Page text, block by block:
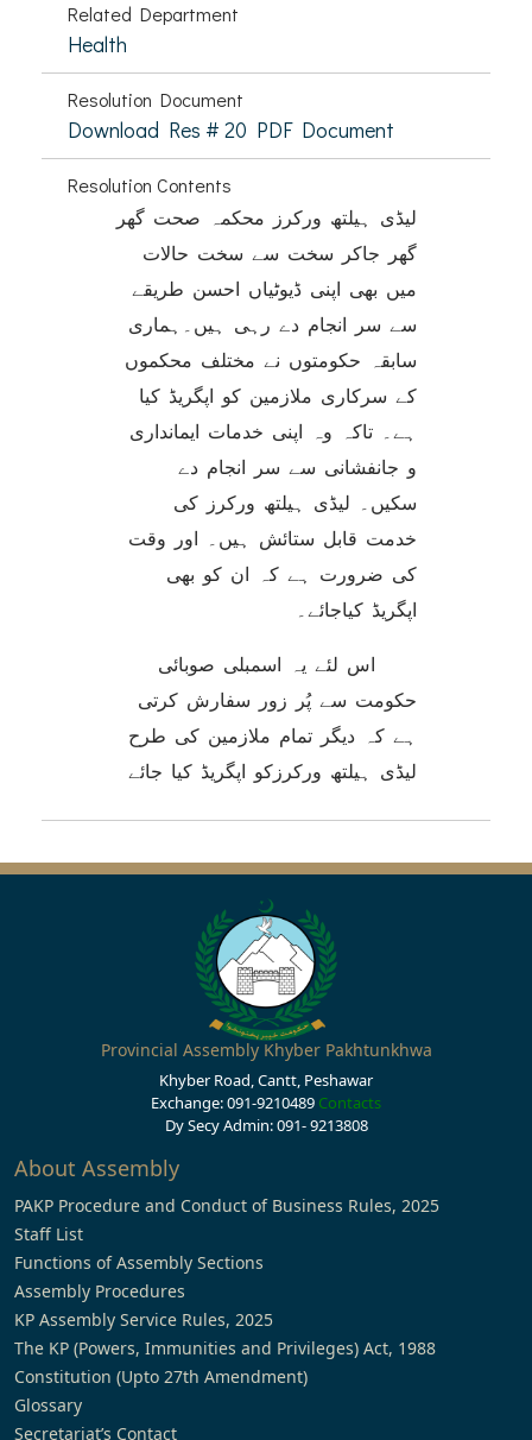
Related Department
Health
Resolution Document
Download Res # 20 PDF Document
Resolution Contents
لیڈی ہیلتھ ورکرز محکمہ صحت گھر
گھر جاکر سخت سے سخت حالات
میں بھی اپنی ڈیوٹیاں احسن طریقے
سے سر انجام دے رہی ہیں۔ہماری
سابقہ حکومتوں نے مختلف محکموں
کے سرکاری ملازمین کو اپگریڈ کیا
ہے۔ تاکہ وہ اپنی خدمات ایمانداری
و جانفشانی سے سر انجام دے
سکیں۔ لیڈی ہیلتھ ورکرز کی
خدمت قابل ستائش ہیں۔ اور وقت
کی ضرورت ہے کہ ان کو بھی
اپگریڈ کیاجائے۔
اس لئے یہ اسمبلی صوبائی
حکومت سے پُر زور سفارش کرتی
ہے کہ دیگر تمام ملازمین کی طرح
لیڈی ہیلتھ ورکرزکو اپگریڈ کیا جائے
Provincial Assembly Khyber Pakhtunkhwa
Khyber Road, Cantt, Peshawar
Exchange: 091-9210489 Contacts
Dy Secy Admin: 091- 9213808
About Assembly
PAKP Procedure and Conduct of Business Rules, 2025
Staff List
Functions of Assembly Sections
Assembly Procedures
KP Assembly Service Rules, 2025
The KP (Powers, Immunities and Privileges) Act, 1988
Constitution (Upto 27th Amendment)
Glossary
Secretariat’s Contact